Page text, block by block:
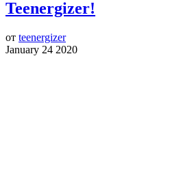
Teenergizer!
от teenergizer
January 24 2020